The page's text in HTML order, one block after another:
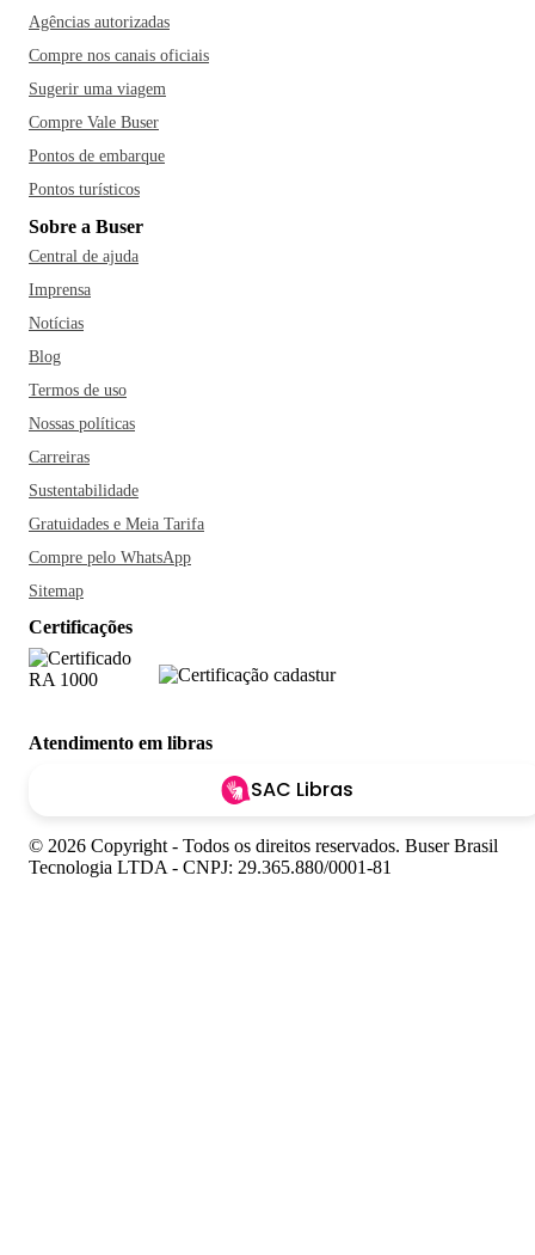
Agências autorizadas
Compre nos canais oficiais
Sugerir uma viagem
Compre Vale Buser
Pontos de embarque
Pontos turísticos
Sobre a Buser
Central de ajuda
Imprensa
Notícias
Blog
Termos de uso
Nossas políticas
Carreiras
Sustentabilidade
Gratuidades e Meia Tarifa
Compre pelo WhatsApp
Sitemap
Certificações
Atendimento em libras
SAC Libras
© 2026 Copyright - Todos os direitos reservados. Buser Brasil
Tecnologia LTDA - CNPJ: 29.365.880/0001-81